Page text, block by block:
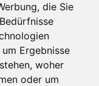
die Sie
Ergebnisse
woher
oder um